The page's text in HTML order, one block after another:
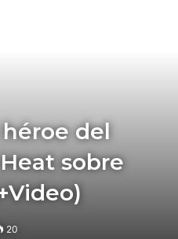
del
sobre
20